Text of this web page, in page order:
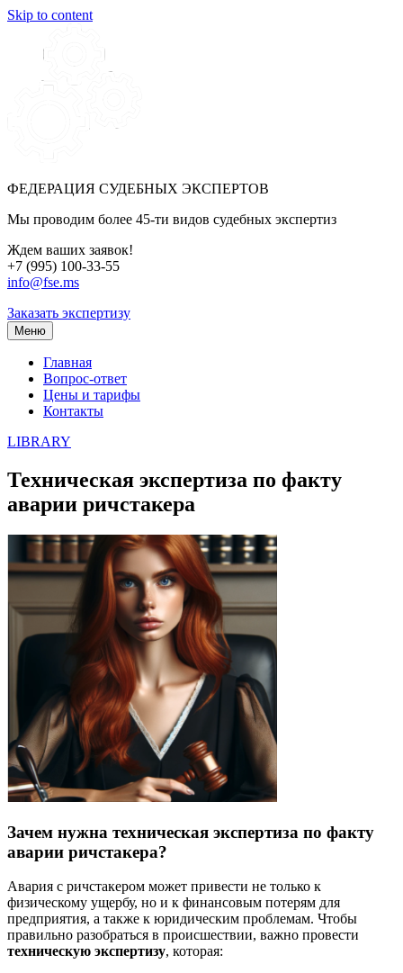
Skip to content
ФЕДЕРАЦИЯ СУДЕБНЫХ ЭКСПЕРТОВ
Мы проводим более 45-ти видов судебных экспертиз
Ждем ваших заявок!
+7 (995) 100-33-55
info@fse.ms
Заказать экспертизу
Меню
Главная
Вопрос-ответ
Цены и тарифы
Контакты
LIBRARY
Техническая экспертиза по факту
аварии ричстакера
Зачем нужна техническая экспертиза по факту
аварии ричстакера?
Авария с ричстакером может привести не только к
физическому ущербу, но и к финансовым потерям для
предприятия, а также к юридическим проблемам. Чтобы
правильно разобраться в происшествии, важно провести
техническую экспертизу, которая: